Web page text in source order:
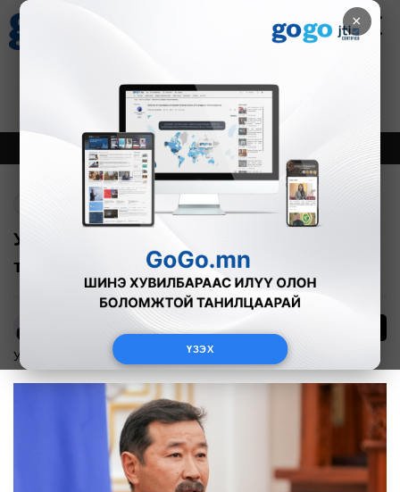
×
ҮЗЭХ
Зурхай
8.07
Онцлох Шинэ
УИХ-ын дэд даргаар Ж.Бат-Эрдэнийг
томиллоо
Улс төр 2025-11-12